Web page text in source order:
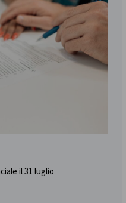
il 31 luglio